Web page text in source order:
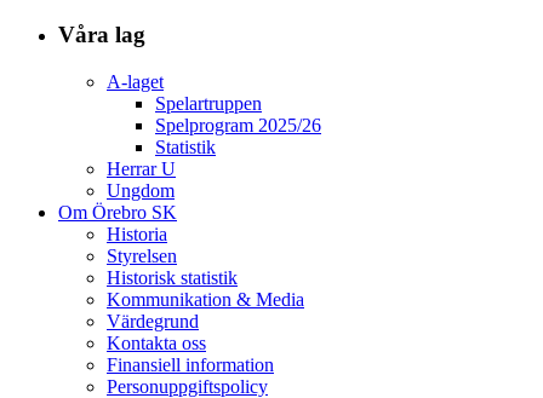
Våra lag
A-laget
Spelartruppen
Spelprogram 2025/26
Statistik
Herrar U
Ungdom
Om Örebro SK
Historia
Styrelsen
Historisk statistik
Kommunikation & Media
Värdegrund
Kontakta oss
Finansiell information
Personuppgiftspolicy